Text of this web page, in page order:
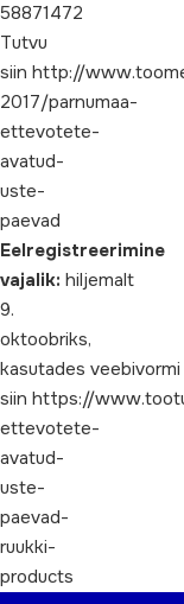
58871472
Tutvu
siin http://
2017/parnumaa-
ettevotete-
avatud-
uste-
paevad
Eelregistreerimine
vajalik: hiljemalt
9.
oktoobriks,
kasutades veebivormi
siin https://
ettevotete-
avatud-
uste-
paevad-
ruukki-
products